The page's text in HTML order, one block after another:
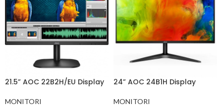
21.5” AOC 22B2H/EU Display
MONITORI
24” AOC 24B1H Display
MONITORI